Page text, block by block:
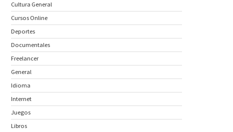
Cultura General
Cursos Online
Deportes
Documentales
Freelancer
General
Idioma
Internet
Juegos
Libros